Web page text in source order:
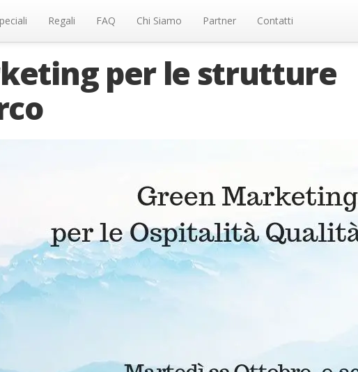
Regali FAQ Chi Siamo Partner Contatti
per le strutture